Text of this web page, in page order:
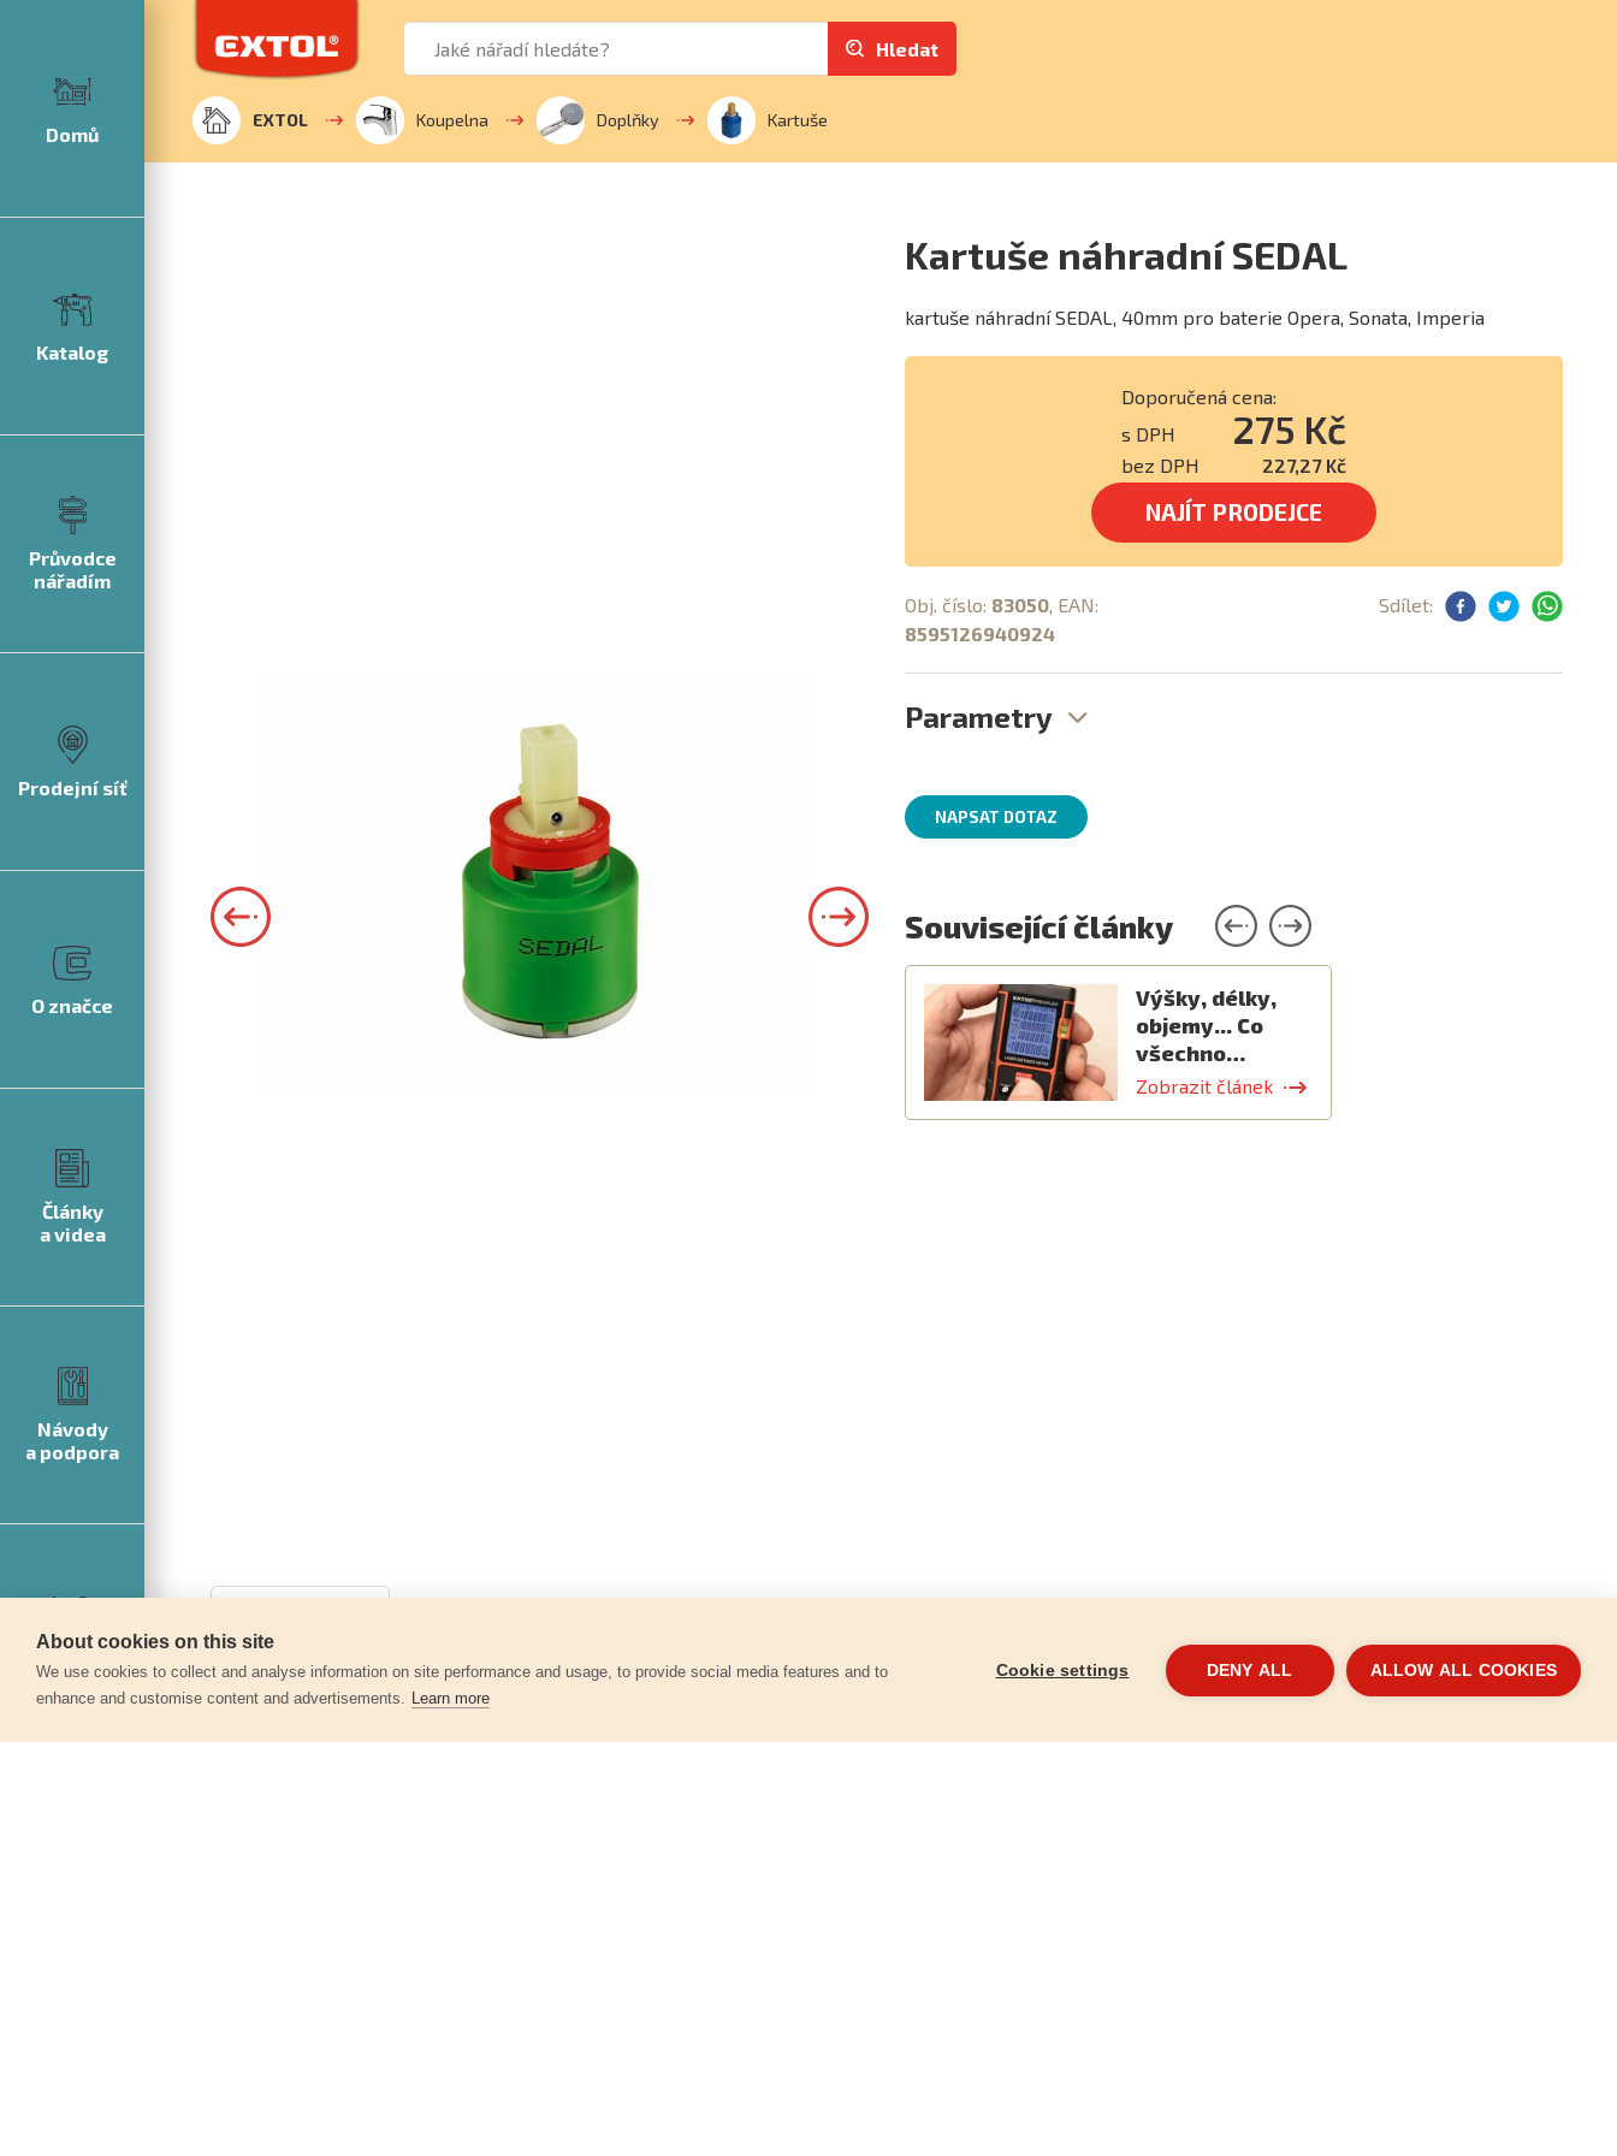
Domů
Katalog
Průvodce
nářadím
Prodejní síť
O značce
Články
a videa
Návody
a podpora
Hledat
EXTOL Koupelna Doplňky Kartuše
Kartuše náhradní SEDAL
kartuše náhradní SEDAL, 40mm pro baterie Opera, Sonata, Imperia
Doporučená cena:
s DPH
275 Kč
bez DPH 227,27 Kč
NAJÍT PRODEJCE
Obj. číslo: 83050, EAN:
8595126940924
Sdílet:
Parametry
NAPSAT DOTAZ
Související články
Výšky, délky,
objemy... Co
všechno…
Zobrazit článek
About cookies on this site
We use cookies to collect and analyse information on site performance and usage, to provide social media features and to
enhance and customise content and advertisements. Learn more
Cookie settings DENY ALL ALLOW ALL COOKIES